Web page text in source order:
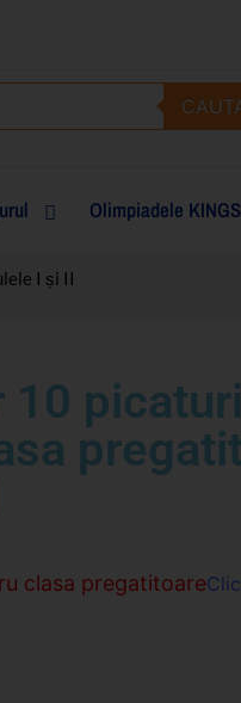
Olimpiadele KINGS
I și II
clasa pregatitoare